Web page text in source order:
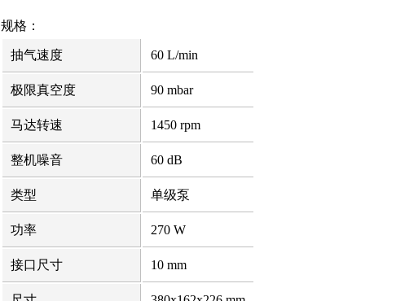
规格：
规
格
抽气速度 60 L/min
极限真空度 90 mbar
马达转速 1450 rpm
整机噪音 60 dB
类型 单级泵
功率 270 W
接口尺寸 10 mm